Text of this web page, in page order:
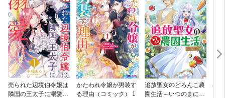
売られた辺境伯令嬢は
隣国の王太子に溺愛さ
かたわれ令嬢が男装す
る理由（コミック） 1
追放聖女のどろんこ農
園生活～いつのまにか
小